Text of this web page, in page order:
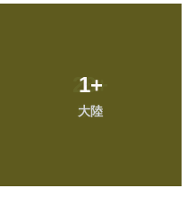
1+
大陸